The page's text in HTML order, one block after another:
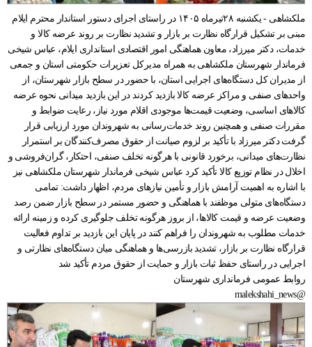
ملکشاهی - یکشنبه ۲۸تیرماه ۱۴۰۵ در راستای اجرای دستور استاندار محترم ایلام
مبنی بر تشکیل قرارگاه نظارت بر بازار و تشدید نظارت بر روند عرضه کالا و
خدمات، دکتر میرزاد، معاون هماهنگی امور اقتصادی استانداری ایلام، عباس شیخی
فرماندار شهرستان ملکشاهی به همراه مدیرکل تعزیرات حکومتی استان و جمعی
از مدیران کل دستگاه‌های اجرایی استان، با حضور در سطح بازار شهرستان، از
واحدهای صنفی و مراکز عرضه کالا بازدید کردند در این بازدید میدانی نحوه عرضه
کالاهای اساسی، وضعیت قیمت‌ها موجودی اقلام مورد نیاز، رعایت ضوابط و
مقررات صنفی و همچنین روند خدمات‌رسانی به شهروندان مورد ارزیابی قرار
گرفت دکتر میرزاد با تأکید بر لزوم صیانت از حقوق مصرف‌کنندگان بر استمرار
نظارت‌های میدانی، برخورد قانونی با هرگونه تخلف صنفی، احتکار، گران‌فروشی و
اخلال در نظام توزیع کالا تأکید کرد عباس شیخی فرماندار شهرستان ملکشاهی نیز
با اشاره به اهمیت آرامش بازار و تأمین نیازهای مردم، اظهار داشت: تمامی
دستگاه‌های متولی موظفند با هماهنگی و حضور مستمر در سطح بازار ضمن رصد
وضعیت عرضه و قیمت کالاها، از بروز هرگونه تخلف جلوگیری کرده و زمینه ارائه
خدمات مطلوب به شهروندان را فراهم کنند در پایان این بازدید بر تداوم فعالیت
قرارگاه نظارت بر بازار، تشدید بازرسی‌ها و هماهنگی میان دستگاه‌های نظارتی و
اجرایی در راستای حفظ ثبات بازار و حمایت از حقوق مردم تأکید شد
روابط عمومی فرمانداری شهرستان
@malekshahi_news